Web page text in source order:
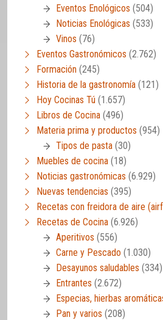
Eventos Enológicos (504)
Noticias Enológicas (533)
Vinos (76)
Eventos Gastronómicos (2.762)
Formación (245)
Historia de la gastronomía (121)
Hoy Cocinas Tú (1.657)
Libros de Cocina (496)
Materia prima y productos (954)
Tipos de pasta (30)
Muebles de cocina (18)
Noticias gastronómicas (6.929)
Nuevas tendencias (395)
Recetas con freidora de aire
Recetas de Cocina (6.926)
Aperitivos (556)
Carne y Pescado (1.030)
Desayunos saludables (334)
Entrantes (2.672)
Especias, hierbas
Pan y varios (208)